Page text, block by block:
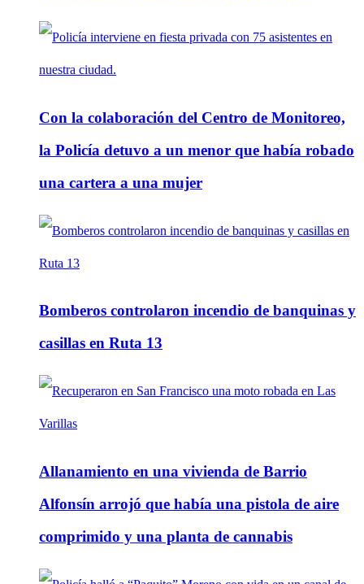
Con la colaboración del Centro de Monitoreo,
la Policía detuvo a un menor que había robado
una cartera a una mujer
Bomberos controlaron incendio de banquinas y
casillas en Ruta 13
Allanamiento en una vivienda de Barrio
Alfonsín arrojó que había una pistola de aire
comprimido y una planta de cannabis